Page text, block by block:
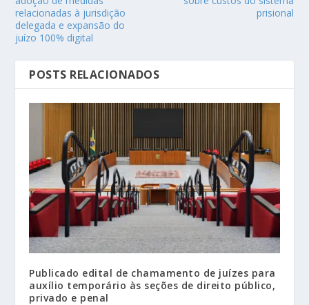
relacionadas à jurisdição
delegada e expansão do
juízo 100% digital
prisional
POSTS RELACIONADOS
Publicado edital de chamamento de juízes para
auxílio temporário às seções de direito público,
privado e penal